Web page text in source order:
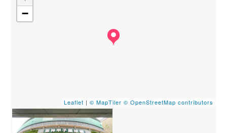
−
Leaflet | © MapTiler © OpenStreetMap contributors